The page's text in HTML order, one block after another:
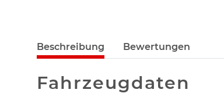
Beschreibung Bewertungen
Fahrzeugdaten